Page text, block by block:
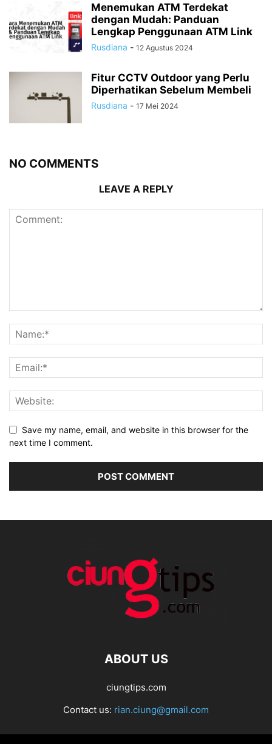
Menemukan ATM Terdekat
dengan Mudah: Panduan
Lengkap Penggunaan ATM Link
Rusdiana - 12 Agustus 2024
Fitur CCTV Outdoor yang Perlu
Diperhatikan Sebelum Membeli
Rusdiana - 17 Mei 2024
NO COMMENTS
LEAVE A REPLY
Save my name, email, and website in this browser for the
next time I comment.
ABOUT US
ciungtips.com
Contact us: rian.ciung@gmail.com